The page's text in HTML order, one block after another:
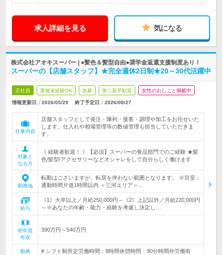
求人詳細を見る 気になる
株式会社アオキスーパー | ●髪色＆髪型自由●奨学金返還支援制度あり！
スーパーの【店舗スタッフ】★完全週休2日制★20～30代活躍中
正社員 業種未経験OK 急募 第二新卒歓迎 女性のおしごと掲載中
情報更新日：2026/05/29 終了予定日： 2026/08/27
仕事内容
店舗スタッフとして発注・陳列・接客・調理や加工をお任せいた
します。仕入れや相場管理等の数値管理も担当していただきま
す。
対象と
なる方
《 経験者歓迎！ 》【必須】スーパーの食品部門でのご経験 ★髪
色/髪型/アクセサリーなどオシャレをして自分らしく働けます
勤務地
転勤はございますが、転居を伴わない範囲となります。 ※目安：
通勤時間片道1時間以内 ＜三河エリア＞…
給与
《1》大卒以上／月給250,000円～《2》上記以外／月給220,000円
～※あなたの年齢・能力・経験を考慮し決定し…
初年度
年収
390万円～540万円
勤務
# シフト制所定労働時間：8時間休憩時間：90分時間外労働有